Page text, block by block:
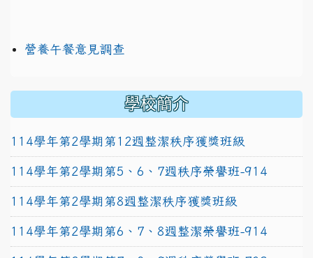
營養午餐意見調查
學校簡介
114學年第2學期第12週整潔秩序獲獎班級
114學年第2學期第5、6、7週秩序榮譽班-914
114學年第2學期第8週整潔秩序獲獎班級
114學年第2學期第6、7、8週整潔榮譽班-914